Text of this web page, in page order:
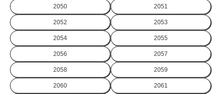
2050 2051
2052 2053
2054 2055
2056 2057
2058 2059
2060 2061